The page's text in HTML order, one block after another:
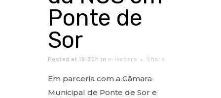
Ponte de
Sor
Posted at 16:36h in e-leaders Share
Em parceria com a Câmara
Municipal de Ponte de Sor e